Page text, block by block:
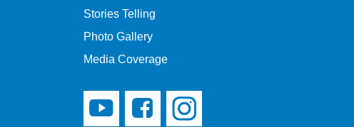
Stories Telling
Photo Gallery
Media Coverage